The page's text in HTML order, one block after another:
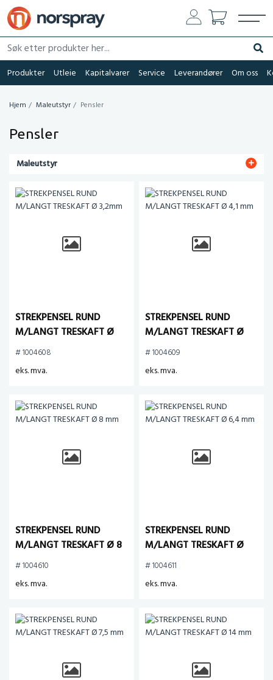
Søk etter produkter her...
Søk
Produkter Utleie Kapitalvarer Service Leverandører Om oss
Hjem Maleutstyr Pensler
Pensler
Maleutstyr
STREKPENSEL RUND
M/LANGT TRESKAFT Ø
3,2mm
# 1004608
eks. mva.
STREKPENSEL RUND
M/LANGT TRESKAFT Ø
4,1 mm
# 1004609
eks. mva.
STREKPENSEL RUND
M/LANGT TRESKAFT Ø 8
mm
# 1004610
eks. mva.
STREKPENSEL RUND
M/LANGT TRESKAFT Ø
6,4 mm
# 1004611
eks. mva.